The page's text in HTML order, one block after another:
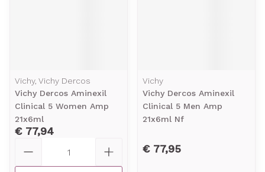
Vichy, Vichy Dercos
Vichy Dercos Aminexil
Clinical 5 Women Amp
21x6ml
€ 77,94
Vichy
Vichy Dercos Aminexil
Clinical 5 Men Amp
21x6ml Nf
€ 77,95